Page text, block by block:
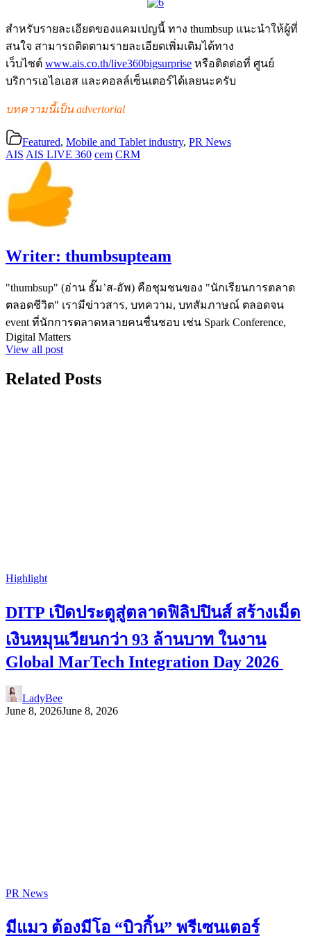
สำหรับรายละเอียดของแคมเปญนี้ ทาง thumbsup แนะนำให้ผู้ที่
สนใจ สามารถติดตามรายละเอียดเพิ่มเติมได้ทาง
เว็บไซต์ www.ais.co.th/live360bigsurprise หรือติดต่อที่ ศูนย์
บริการเอไอเอส และคอลล์เซ็นเตอร์ได้เลยนะครับ
บทความนี้เป็น advertorial
Featured, Mobile and Tablet industry, PR News
AIS AIS LIVE 360 cem CRM
Writer: thumbsupteam
"thumbsup" (อ่าน ธั๊ม’ส-อัพ) คือชุมชนของ "นักเรียนการตลาด
ตลอดชีวิต" เรามีข่าวสาร, บทความ, บทสัมภาษณ์ ตลอดจน
event ที่นักการตลาดหลายคนชื่นชอบ เช่น Spark Conference,
Digital Matters
View all post
Related Posts
Highlight
DITP เปิดประตูสู่ตลาดฟิลิปปินส์ สร้างเม็ด
เงินหมุนเวียนกว่า 93 ล้านบาท ในงาน
Global MarTech Integration Day 2026
LadyBee
June 8, 2026June 8, 2026
PR News
มีแมว ต้องมีโอ “บิวกิ้น” พรีเซนเตอร์